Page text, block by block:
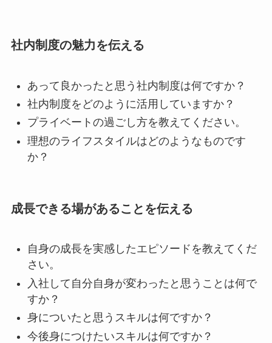
社内制度の魅力を伝える
あって良かったと思う社内制度は何ですか？
社内制度をどのように活用していますか？
プライベートの過ごし方を教えてください。
理想のライフスタイルはどのようなものです
か？
成長できる場があることを伝える
自身の成長を実感したエピソードを教えてくだ
さい。
入社して自分自身が変わったと思うことは何で
すか？
身についたと思うスキルは何ですか？
今後身につけたいスキルは何ですか？